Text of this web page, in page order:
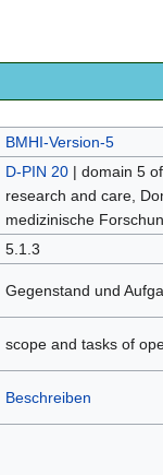
BMHI-Version-5
D-PIN 20| domain 5
research and care,
medizinische
5.1.3
Gegenstand und
scope and tasks of
Beschreiben